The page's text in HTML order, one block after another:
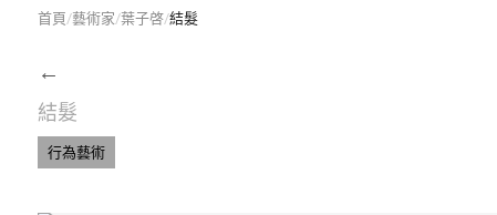
首頁/藝術家/葉子啓/結髮
←
結髮
行為藝術